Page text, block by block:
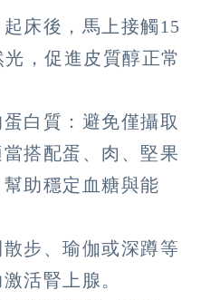
床後，馬上接觸15
，促進皮質醇正常
白質：避免僅攝取
搭配蛋、肉、堅果
助穩定血糖與能
步、瑜伽或深蹲等
活腎上腺。